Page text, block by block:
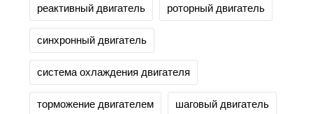
реактивный двигатель роторный двигатель
синхронный двигатель
система охлаждения двигателя
торможение двигателем шаговый двигатель